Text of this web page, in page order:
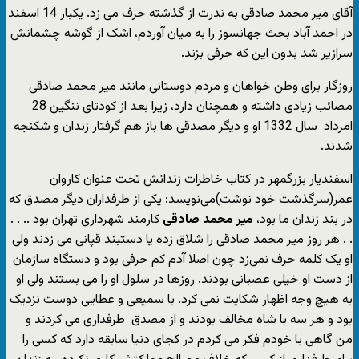
آقای میر محمد صادقی به ندرت از گذشته حرف می زد. یکبار 14 اسفند
در احمد آباد بحث جهانسوز را به میان آوردم، اشک از گوشه چشمانش
سرازیر شد بدون این که حرفی بزند.
روزگار برای وطن خواهان و مردم دوستانی مانند میر محمد صادقی
مصائب زیادی داشته و همچنان دارد، زیرا بعد از کودتای ننگین 28
امرداد سال 1332 او و دیگر مصدقی ها باز هم گرفتار زندان و شکنجه
شدند.
اسفندیار بزرگمهر در کتاب خاطرات زندانش تحت عنوان کاروان
عمر(سرگذشت خود نوشت)می‌نویسد: یکی از طرفداران دیگر مصدق که
در بند زندان ما بود، میر محمد صادقی کارمند شهرداری تهران بود .. . .
. . هر روز میر محمد صادقی را شلاق زده یا دستبند قپانی می زدند ولی
او یک کلمه حرف نمی‌زد چون اصلا آدم کم حرفی بود و دستگاه سازمان
از دست او خیلی عصبانی بودند. روزها در سلول او را می بستند ولی او
به هیچ وجه اظهار شکایت نمی کرد. با سمیعی و عطایی دوست نزدیک
بود و هر سه با شاه مخالف بودند و از مصدق طرفداری می کردند و
من گاهی با خودم فکر می کردم در کجای دنیا سابقه دارد که کسی را